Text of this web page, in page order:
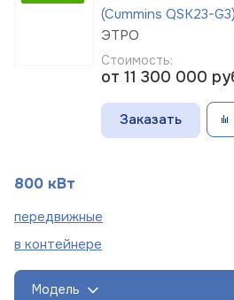
(Cummins QSK23-G3)
ЭТРО
Стоимость:
от 11 300 000
Заказать
800 кВт
передвижные
в контейнере
Модель